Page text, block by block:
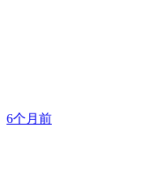
6个月前